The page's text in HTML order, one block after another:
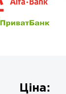
Ціна: